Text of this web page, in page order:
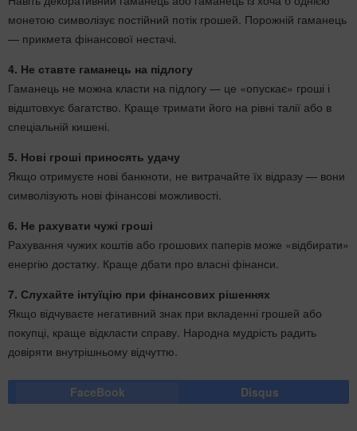
монетою символізує постійний потік грошей. Порожній гаманець
— прикмета фінансової нестачі.
4. Не ставте гаманець на підлогу
Гаманець не можна класти на підлогу — це «опускає» гроші і
відштовхує багатство. Краще тримати його на рівні талії або в
спеціальній кишені.
5. Нові гроші приносять удачу
Якщо отримуєте нові банкноти, не витрачайте їх відразу — вони
символізують нові фінансові можливості.
6. Не рахувати чужі гроші
Рахування чужих коштів або грошових паперів може «відбирати»
енергію достатку. Краще дбати про власні фінанси.
7. Слухайте інтуїцію при фінансових рішеннях
Якщо відчуваєте негативний знак при вкладенні грошей або
покупці, краще відкласти справу. Народна мудрість радить
довіряти внутрішньому відчуттю.
FaceBook Disqus